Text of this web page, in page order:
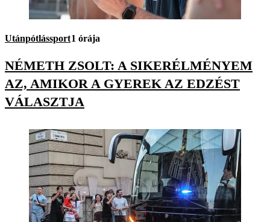
Utánpótlássport1 órája
NÉMETH ZSOLT: A SIKERÉLMÉNYEM
AZ, AMIKOR A GYEREK AZ EDZÉST
VÁLASZTJA